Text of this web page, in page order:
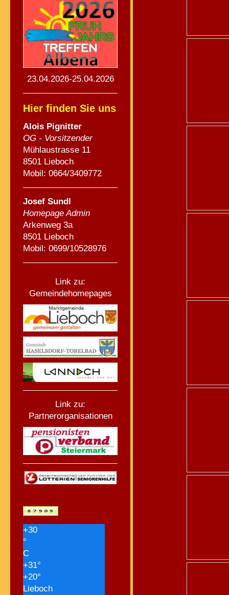
23.04.2026-25.04.2026
Hier finden Sie uns
Alois Pignitter
OG - Vorsitzender
Mühlaustrasse 11
8501 Lieboch
Mobil: 0664/3409772
Josef Sundl
Homepage Admin
Arkenweg 3a
8501 Lieboch
Mobil: 0699/10528976
Link zu:
Gemeindehomepages
Link zu:
Partnerorganisationen
+30
°
C
+31°
+20°
Lieboch